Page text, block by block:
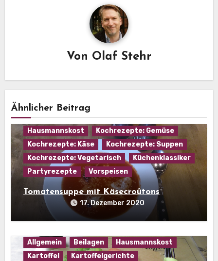
Von Olaf Stehr
Ähnlicher Beitrag
Hausmannskost
Kochrezepte: Gemüse
Kochrezepte: Käse
Kochrezepte: Suppen
Kochrezepte: Vegetarisch
Küchenklassiker
Partyrezepte
Vorspeisen
Tomatensuppe mit Käsecroûtons
17. Dezember 2020
Allgemein Beilagen
Hausmannskost
Kartoffel
Kartoffelgerichte